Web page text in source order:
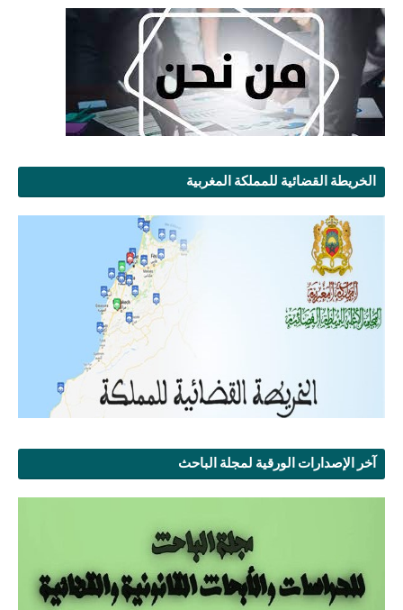
الخريطة القضائية للمملكة المغربية
آخر الإصدارات الورقية لمجلة الباحث